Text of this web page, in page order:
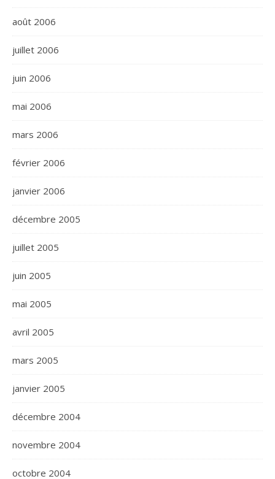
août 2006
juillet 2006
juin 2006
mai 2006
mars 2006
février 2006
janvier 2006
décembre 2005
juillet 2005
juin 2005
mai 2005
avril 2005
mars 2005
janvier 2005
décembre 2004
novembre 2004
octobre 2004